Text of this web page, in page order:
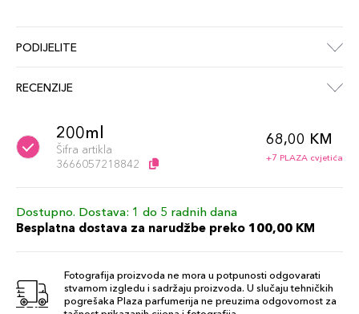
PODIJELITE
RECENZIJE
200ml
Šifra artikla
3666057218842
68,00 KM
+7 PLAZA cvjetića
Dostupno. Dostava: 1 do 5 radnih dana
Besplatna dostava za narudžbe preko 100,00 KM
Fotografija proizvoda ne mora u potpunosti odgovarati
stvarnom izgledu i sadržaju proizvoda. U slučaju tehničkih
pogrešaka Plaza parfumerija ne preuzima odgovornost za